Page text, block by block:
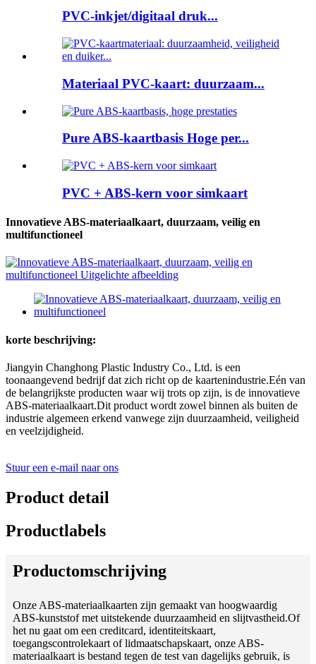
PVC-inkjet/digitaal druk...
Materiaal PVC-kaart: duurzaam...
Pure ABS-kaartbasis Hoge per...
PVC + ABS-kern voor simkaart
Innovatieve ABS-materiaalkaart, duurzaam, veilig en
multifunctioneel
korte beschrijving:
Jiangyin Changhong Plastic Industry Co., Ltd. is een
toonaangevend bedrijf dat zich richt op de kaartenindustrie.Eén van
de belangrijkste producten waar wij trots op zijn, is de innovatieve
ABS-materiaalkaart.Dit product wordt zowel binnen als buiten de
industrie algemeen erkend vanwege zijn duurzaamheid, veiligheid
en veelzijdigheid.
Stuur een e-mail naar ons
Product detail
Productlabels
Productomschrijving
Onze ABS-materiaalkaarten zijn gemaakt van hoogwaardig
ABS-kunststof met uitstekende duurzaamheid en slijtvastheid.Of
het nu gaat om een ​​creditcard, identiteitskaart,
toegangscontrolekaart of lidmaatschapskaart, onze ABS-
materiaalkaart is bestand tegen de test van dagelijks gebruik, is